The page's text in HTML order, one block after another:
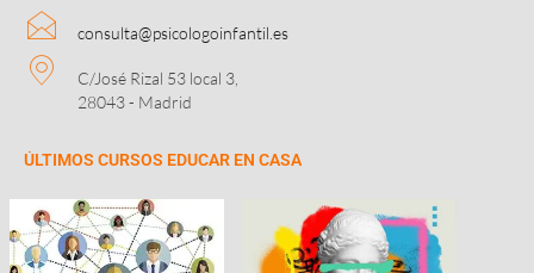
consulta@psicologoinfantil.es
C/José Rizal 53 local 3,
28043 - Madrid
ÚLTIMOS CURSOS EDUCAR EN CASA